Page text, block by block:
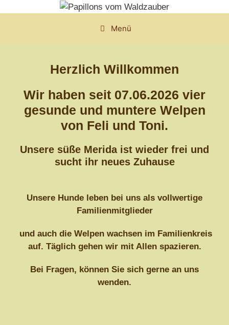
Menü
Herzlich Willkommen
Wir haben seit 07.06.2026 vier
gesunde und muntere Welpen
von Feli und Toni.
Unsere süße Merida ist wieder frei und
sucht ihr neues Zuhause
Unsere Hunde leben bei uns als vollwertige
Familienmitglieder
und auch die Welpen wachsen im Familienkreis
auf. Täglich gehen wir mit Allen spazieren.
Bei Fragen, können Sie sich gerne an uns
wenden.